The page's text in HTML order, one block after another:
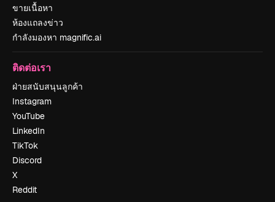
ขายเนื้อหา
ห้องแถลงข่าว
กำลังมองหา magnific.ai
ติดต่อเรา
ฝ่ายสนับสนุนลูกค้า
Instagram
YouTube
LinkedIn
TikTok
Discord
X
Reddit